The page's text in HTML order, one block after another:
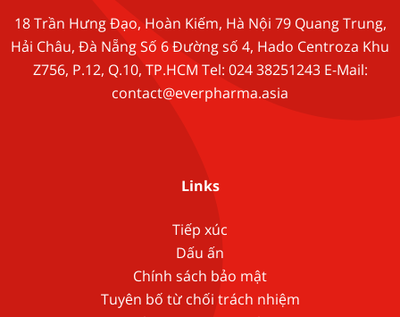
18 Trần Hưng Đạo, Hoàn Kiếm, Hà Nội 79 Quang Trung,
Hải Châu, Đà Nẵng Số 6 Đường số 4, Hado Centroza Khu
Z756, P.12, Q.10, TP.HCM Tel: 024 38251243 E-Mail:
contact@everpharma.asia
Links
Tiếp xúc
Dấu ấn
Chính sách bảo mật
Tuyên bố từ chối trách nhiệm